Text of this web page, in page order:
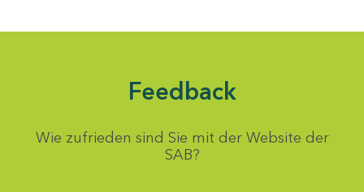
Feedback
Wie zufrieden sind Sie mit der Website der
SAB?